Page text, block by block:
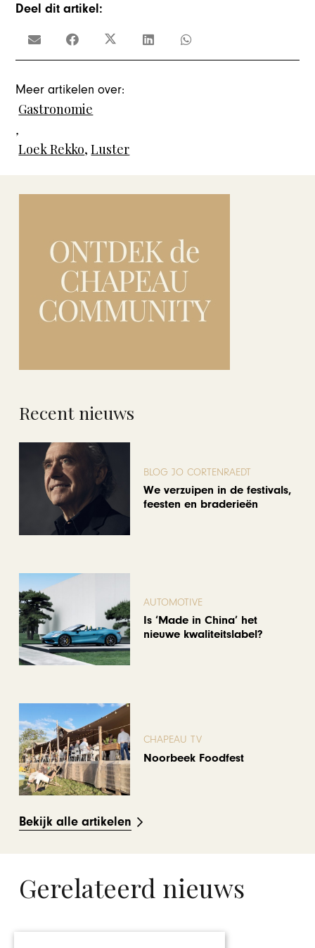
Deel dit artikel:
Meer artikelen over:
Gastronomie
,
Loek Rekko,Luster
Recent nieuws
BLOG JO CORTENRAEDT
We verzuipen in de festivals,
feesten en braderieën
AUTOMOTIVE
Is ‘Made in China’ het
nieuwe kwaliteitslabel?
CHAPEAU TV
Noorbeek Foodfest
Bekijk alle artikelen
Gerelateerd nieuws